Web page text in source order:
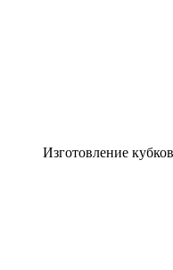
Изготовление кубков